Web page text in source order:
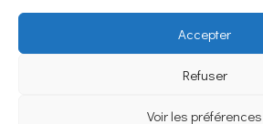
Accepter
Refuser
Voir les préférences
Lundi – Vendredi :
Politique de confidentialité